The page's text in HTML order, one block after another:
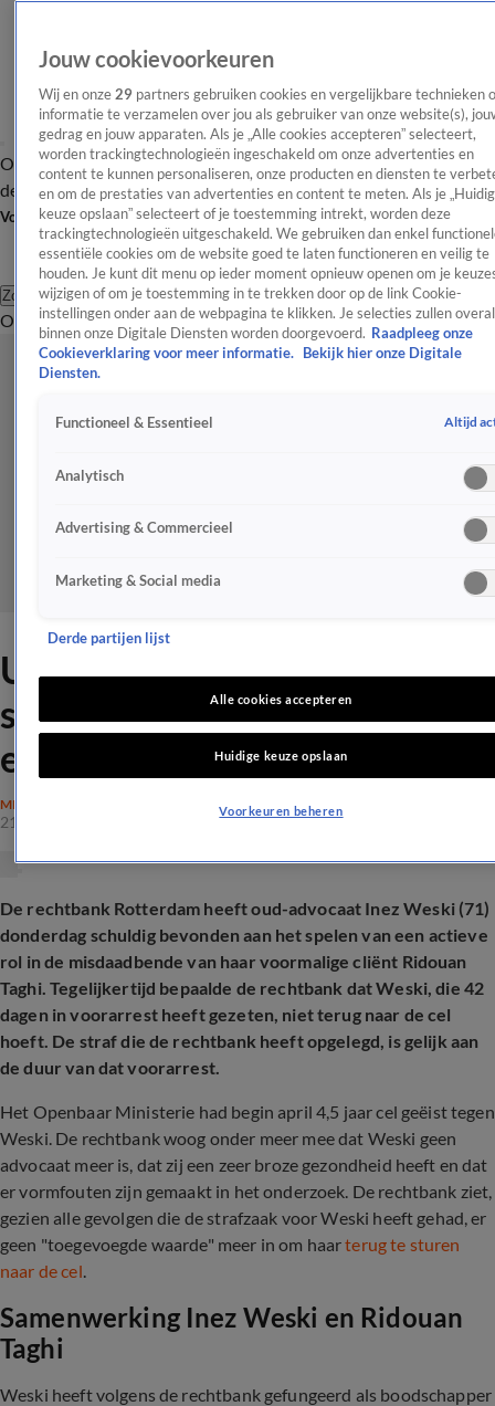
OverzichtAfleveringen Entertainment TV Algemeen
Tip
de redactieNieuwsbrief
Volg Shownieuws
Zoeken
OverzichtEntertainmentSpraakmakendRealityCrimeVideo's
Uitspraak Inez Weski: wel
schuldig bevonden, geen
extra gevangenisstraf
MISDAAD
21 mei 2026, 14:34
De rechtbank Rotterdam heeft oud-advocaat Inez Weski (71)
donderdag schuldig bevonden aan het spelen van een actieve
rol in de misdaadbende van haar voormalige cliënt Ridouan
Taghi. Tegelijkertijd bepaalde de rechtbank dat Weski, die 42
dagen in voorarrest heeft gezeten, niet terug naar de cel
hoeft. De straf die de rechtbank heeft opgelegd, is gelijk aan
de duur van dat voorarrest.
Het Openbaar Ministerie had begin april 4,5 jaar cel geëist tegen
Weski. De rechtbank woog onder meer mee dat Weski geen
advocaat meer is, dat zij een zeer broze gezondheid heeft en dat
er vormfouten zijn gemaakt in het onderzoek. De rechtbank ziet,
gezien alle gevolgen die de strafzaak voor Weski heeft gehad, er
geen "toegevoegde waarde" meer in om haarterug te sturen
naar de cel.
Samenwerking Inez Weski en Ridouan
Taghi
Weski heeft volgens de rechtbank gefungeerd als boodschapper
Jouw cookievoorkeuren
Wij en onze 29 partners gebruiken cookies en vergelijkbare technieken
informatie te verzamelen over jou als gebruiker van onze website(s),
gedrag en jouw apparaten. Als je „Alle cookies accepteren” selecteert,
worden trackingtechnologieën ingeschakeld om onze advertenties en
content te kunnen personaliseren, onze producten en diensten te
en om de prestaties van advertenties en content te meten. Als je
keuze opslaan” selecteert of je toestemming intrekt, worden deze
trackingtechnologieën uitgeschakeld. We gebruiken dan enkel
essentiële cookies om de website goed te laten functioneren en veilig te
houden. Je kunt dit menu op ieder moment opnieuw openen om je
wijzigen of om je toestemming in te trekken door op de link Cookie-
instellingen onder aan de webpagina te klikken. Je selecties zullen overal
binnen onze Digitale Diensten worden doorgevoerd. Raadpleeg onze
Cookieverklaring voor meer informatie.
Bekijk hier onze Digitale
Diensten.
Functioneel & Essentieel Altijd
Analytisch
Advertising & Commercieel
Marketing & Social media
Derde partijen lijst
Alle cookies accepteren
Huidige keuze opslaan
Voorkeuren beheren